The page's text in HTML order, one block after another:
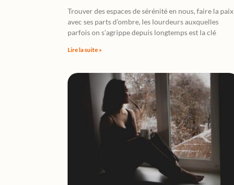
Trouver des espaces de sérénité en nous, faire la paix
avec ses parts d’ombre, les lourdeurs auxquelles
parfois on s’agrippe depuis longtemps est la clé
Lire la suite »